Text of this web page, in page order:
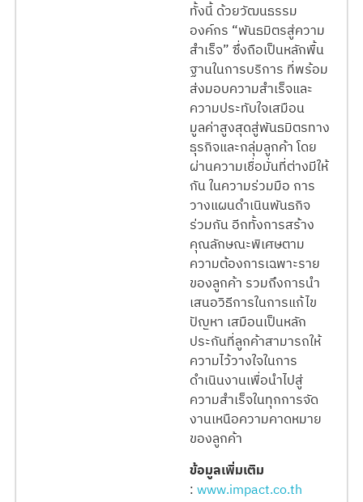
ทั้งนี้ ด้วยวัฒนธรรม
องค์กร “พันธมิตรสู่ความ
สำเร็จ” ซึ่งถือเป็นหลักพื้น
ฐานในการบริการ ที่พร้อม
ส่งมอบความสำเร็จและ
ความประทับใจเสมือน
มูลค่าสูงสุดสู่พันธมิตรทาง
ธุรกิจและกลุ่มลูกค้า โดย
ผ่านความเชื่อมั่นที่ต่างมีให้
กัน ในความร่วมมือ การ
วางแผนดำเนินพันธกิจ
ร่วมกัน อีกทั้งการสร้าง
คุณลักษณะพิเศษตาม
ความต้องการเฉพาะราย
ของลูกค้า รวมถึงการนำ
เสนอวิธีการในการแก้ไข
ปัญหา เสมือนเป็นหลัก
ประกันที่ลูกค้าสามารถให้
ความไว้วางใจในการ
ดำเนินงานเพื่อนำไปสู่
ความสำเร็จในทุกการจัด
งานเหนือความคาดหมาย
ของลูกค้า
ข้อมูลเพิ่มเติม
:www.impact.co.th